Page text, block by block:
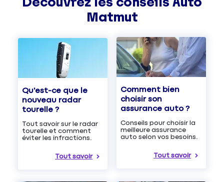
Matmut
Qu'est-ce que le
nouveau radar
tourelle ?
Tout savoir sur le radar
tourelle et comment
éviter les infractions.
Tout savoir
Comment bien
choisir son
assurance auto ?
Conseils pour choisir la
meilleure assurance
auto selon vos besoins.
Tout savoir